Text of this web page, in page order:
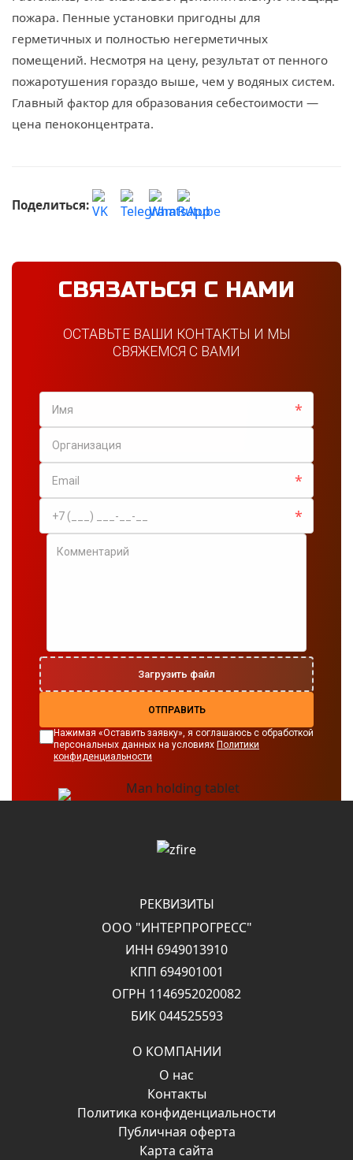
пожара. Пенные установки пригодны для
герметичных и полностью негерметичных
помещений. Несмотря на цену, результат от пенного
пожаротушения гораздо выше, чем у водяных систем.
Главный фактор для образования себестоимости —
цена пеноконцентрата.
Поделиться:
СВЯЗАТЬСЯ С НАМИ
ОСТАВЬТЕ ВАШИ КОНТАКТЫ И МЫ
СВЯЖЕМСЯ С ВАМИ
*
*
*
Загрузить файл
ОТПРАВИТЬ
Нажимая «Оставить заявку», я соглашаюсь с обработкой
персональных данных на условиях Политики
конфиденциальности
РЕКВИЗИТЫ
ООО "ИНТЕРПРОГРЕСС"
ИНН 6949013910
КПП 694901001
ОГРН 1146952020082
БИК 044525593
О КОМПАНИИ
О нас
Контакты
Политика конфиденциальности
Публичная оферта
Карта сайта